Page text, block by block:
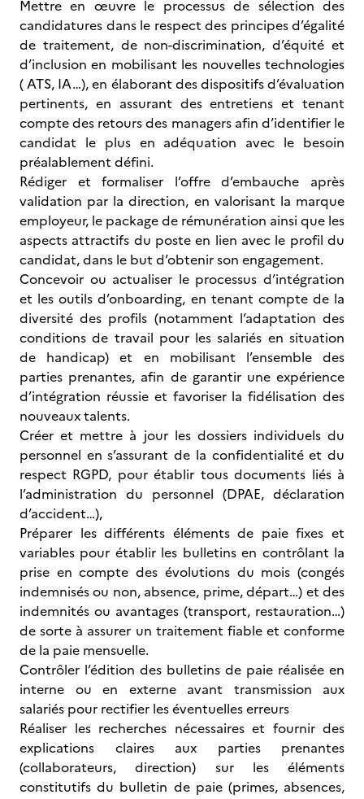
Mettre en œuvre le processus de sélection des
candidatures dans le respect des principes d’égalité
de traitement, de non-discrimination, d’équité et
d’inclusion en mobilisant les nouvelles technologies
( ATS, IA…), en élaborant des dispositifs d’évaluation
pertinents, en assurant des entretiens et tenant
compte des retours des managers afin d’identifier le
candidat le plus en adéquation avec le besoin
préalablement défini.
Rédiger et formaliser l’offre d’embauche après
validation par la direction, en valorisant la marque
employeur, le package de rémunération ainsi que les
aspects attractifs du poste en lien avec le profil du
candidat, dans le but d’obtenir son engagement.
Concevoir ou actualiser le processus d’intégration
et les outils d’onboarding, en tenant compte de la
diversité des profils (notamment l’adaptation des
conditions de travail pour les salariés en situation
de handicap) et en mobilisant l’ensemble des
parties prenantes, afin de garantir une expérience
d’intégration réussie et favoriser la fidélisation des
nouveaux talents.
Créer et mettre à jour les dossiers individuels du
personnel en s’assurant de la confidentialité et du
respect RGPD, pour établir tous documents liés à
l’administration du personnel (DPAE, déclaration
d’accident…),
Préparer les différents éléments de paie fixes et
variables pour établir les bulletins en contrôlant la
prise en compte des évolutions du mois (congés
indemnisés ou non, absence, prime, départ…) et des
indemnités ou avantages (transport, restauration…)
de sorte à assurer un traitement fiable et conforme
de la paie mensuelle.
Contrôler l’édition des bulletins de paie réalisée en
interne ou en externe avant transmission aux
salariés pour rectifier les éventuelles erreurs
Réaliser les recherches nécessaires et fournir des
explications claires aux parties prenantes
(collaborateurs, direction) sur les éléments
constitutifs du bulletin de paie (primes, absences,